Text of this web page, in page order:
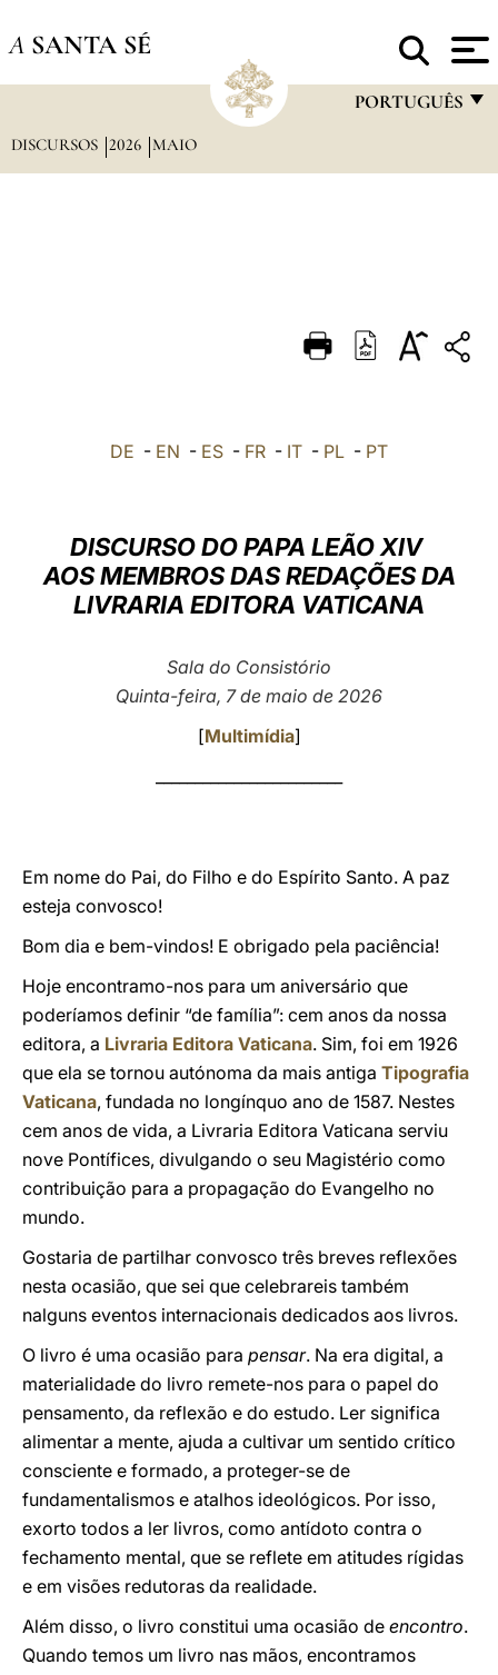
A SANTA SÉ
PORTUGUÊS
DEUTSCH
العربيّة
LATINE
DISCURSOS 2026 MAIO
DE - EN - ES - FR - IT - PL - PT
DISCURSO DO PAPA LEÃO XIV
AOS MEMBROS DAS REDAÇÕES DA
LIVRARIA EDITORA VATICANA
Sala do Consistório
Quinta-feira, 7 de maio de 2026
[Multimídia]
Em nome do Pai, do Filho e do Espírito Santo. A paz
esteja convosco!
Bom dia e bem-vindos! E obrigado pela paciência!
Hoje encontramo-nos para um aniversário que
poderíamos definir “de família”: cem anos da nossa
editora, a Livraria Editora Vaticana. Sim, foi em 1926
que ela se tornou autónoma da mais antiga Tipografia
Vaticana, fundada no longínquo ano de 1587. Nestes
cem anos de vida, a Livraria Editora Vaticana serviu
nove Pontífices, divulgando o seu Magistério como
contribuição para a propagação do Evangelho no
mundo.
Gostaria de partilhar convosco três breves reflexões
nesta ocasião, que sei que celebrareis também
nalguns eventos internacionais dedicados aos livros.
O livro é uma ocasião para pensar. Na era digital, a
materialidade do livro remete-nos para o papel do
pensamento, da reflexão e do estudo. Ler significa
alimentar a mente, ajuda a cultivar um sentido crítico
consciente e formado, a proteger-se de
fundamentalismos e atalhos ideológicos. Por isso,
exorto todos a ler livros, como antídoto contra o
fechamento mental, que se reflete em atitudes rígidas
e em visões redutoras da realidade.
Além disso, o livro constitui uma ocasião de encontro.
Quando temos um livro nas mãos, encontramos